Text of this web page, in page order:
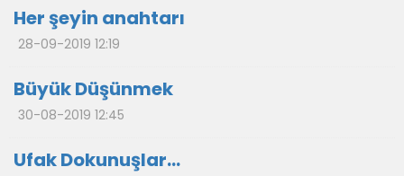
Her şeyin anahtarı
28-09-2019 12:19
Büyük Düşünmek
30-08-2019 12:45
Ufak Dokunuşlar…